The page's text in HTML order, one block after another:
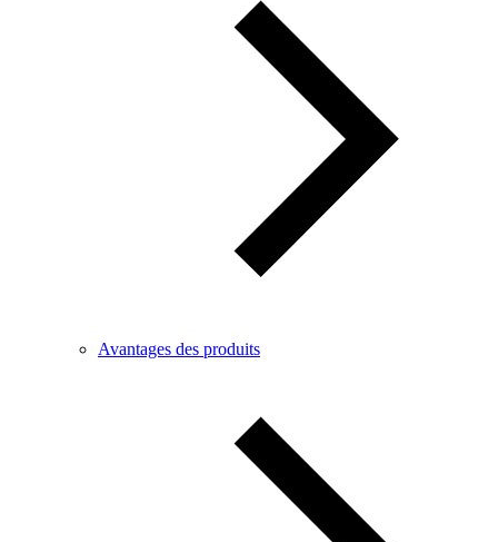
Avantages des produits